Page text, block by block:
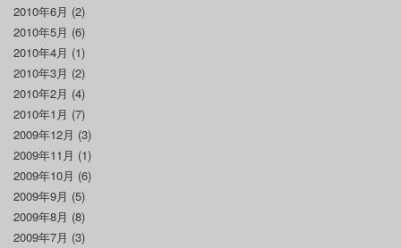
2010年6月 (2)
2010年5月 (6)
2010年4月 (1)
2010年3月 (2)
2010年2月 (4)
2010年1月 (7)
2009年12月 (3)
2009年11月 (1)
2009年10月 (6)
2009年9月 (5)
2009年8月 (8)
2009年7月 (3)